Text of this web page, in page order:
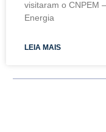
visitaram o CNPEM
Energia
LEIA MAIS